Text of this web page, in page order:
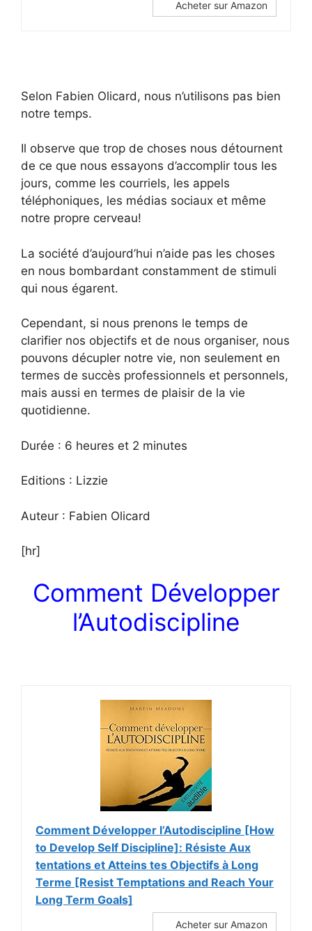
Acheter sur Amazon
Selon Fabien Olicard, nous n’utilisons pas bien
notre temps.
Il observe que trop de choses nous détournent
de ce que nous essayons d’accomplir tous les
jours, comme les courriels, les appels
téléphoniques, les médias sociaux et même
notre propre cerveau!
La société d’aujourd’hui n’aide pas les choses
en nous bombardant constamment de stimuli
qui nous égarent.
Cependant, si nous prenons le temps de
clarifier nos objectifs et de nous organiser, nous
pouvons décupler notre vie, non seulement en
termes de succès professionnels et personnels,
mais aussi en termes de plaisir de la vie
quotidienne.
Durée : 6 heures et 2 minutes
Editions : Lizzie
Auteur : Fabien Olicard
[hr]
Comment Développer
l’Autodiscipline
Comment Développer l’Autodiscipline [How
to Develop Self Discipline]: Résiste Aux
tentations et Atteins tes Objectifs à Long
Terme [Resist Temptations and Reach Your
Long Term Goals]
Acheter sur Amazon